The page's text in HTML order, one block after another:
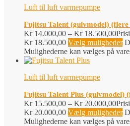
Luft til luft varmepumpe
Fujitsu Talent (gulvmodel)
Kr14.000,00 – Kr18.500,00
Kr 18.500,00 Vælg muligheder
Mulighederne kan vælges på
Luft til luft varmepumpe
Fujitsu Talent Plus (gulvmodel)
Kr15.500,00 – Kr20.000,00
Kr 20.000,00 Vælg muligheder
Mulighederne kan vælges på